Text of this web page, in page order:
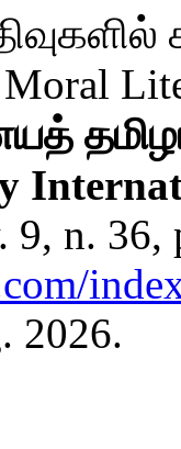
9, n. 36,
2026.